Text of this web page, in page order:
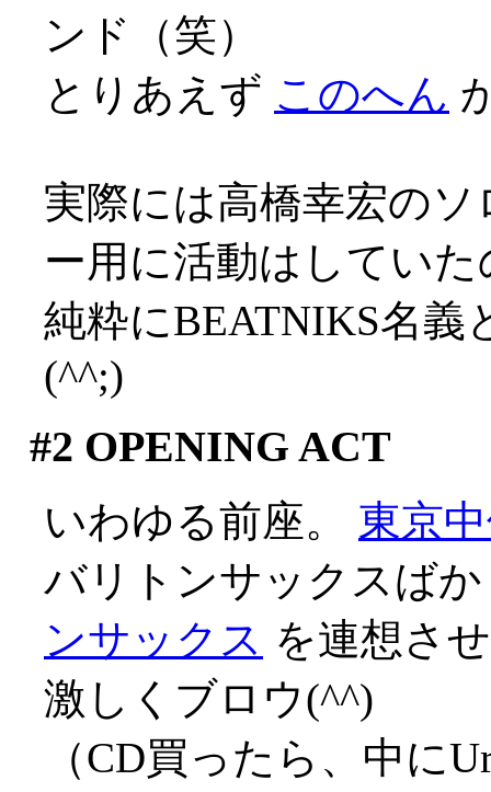
ンド（笑）
とりあえず このへん
実際には高橋幸宏の
ー用に活動はしてい
純粋にBEATNIKS名義
(^^;)
#2 OPENING ACT
いわゆる前座。 東京
バリトンサックスば
ンサックス を連想さ
激しくブロウ(^^)
（CD買ったら、中に